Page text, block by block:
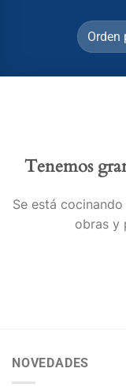
Tenemos
Se está
obras y
NOVEDADES